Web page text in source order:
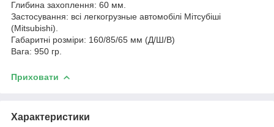
Глибина захоплення: 60 мм.
Застосування: всі легкогрузные автомобілі Мітсубіші
(Mitsubishi).
Габаритні розміри: 160/85/65 мм (Д/Ш/В)
Вага: 950 гр.
Приховати
Характеристики